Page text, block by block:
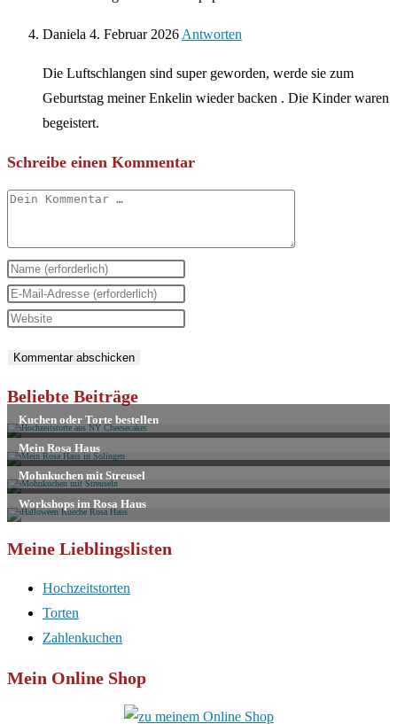
Daniela 4. Februar 2026 Antworten
Die Luftschlangen sind super geworden, werde sie zum
Geburtstag meiner Enkelin wieder backen . Die Kinder waren
begeistert.
Schreibe einen Kommentar
Kommentar
Gib
deinen
Namen
Benutzernamen
zum
Kommentieren
ein
Gib
deine
Mail-
Adresse
zum
Kommentieren
ein
Gib
Website-
URL
ein
(optional)
Beliebte Beiträge
Meine Lieblingslisten
Hochzeitstorten
Torten
Zahlenkuchen
Mein Online Shop